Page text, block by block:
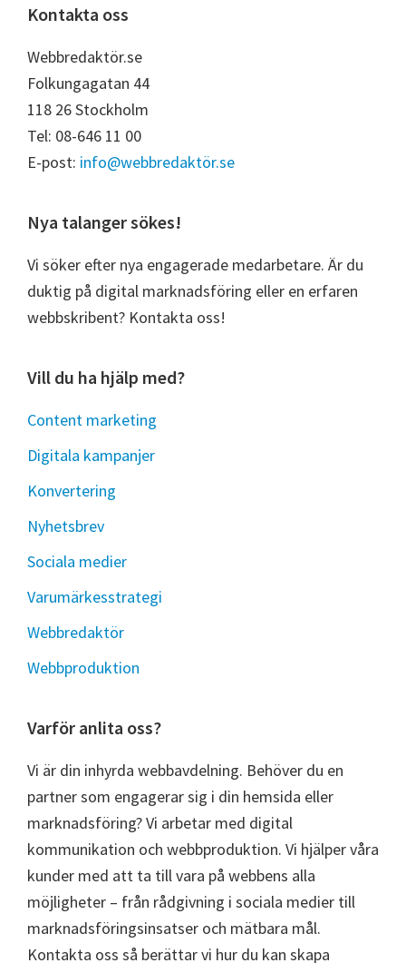
Footer
Kontakta oss
Webbredaktör.se
Folkungagatan 44
118 26 Stockholm
Tel: 08-646 11 00
E-post: info@webbredaktör.se
Nya talanger sökes!
Vi söker efter nya engagerade medarbetare. Är du
duktig på digital marknadsföring eller en erfaren
webbskribent? Kontakta oss!
Vill du ha hjälp med?
Content marketing
Digitala kampanjer
Konvertering
Nyhetsbrev
Sociala medier
Varumärkesstrategi
Webbredaktör
Webbproduktion
Varför anlita oss?
Vi är din inhyrda webbavdelning. Behöver du en
partner som engagerar sig i din hemsida eller
marknadsföring? Vi arbetar med digital
kommunikation och webbproduktion. Vi hjälper våra
kunder med att ta till vara på webbens alla
möjligheter – från rådgivning i sociala medier till
marknadsföringsinsatser och mätbara mål.
Kontakta oss så berättar vi hur du kan skapa